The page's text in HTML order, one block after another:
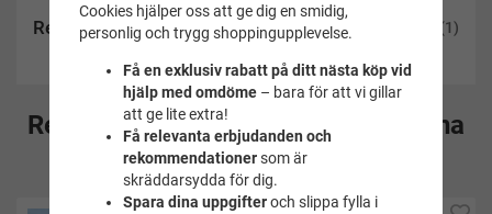
Recensioner (1)
Rekommenderade tillbehör till denna
produkt
Cookies hjälper oss att ge dig en smidig,
personlig och trygg shoppingupplevelse.
Få en exklusiv rabatt på ditt nästa köp vid
hjälp med omdöme– bara för att vi gillar
att ge lite extra!
Få relevanta erbjudanden och
rekommendationersom är
skräddarsydda för dig.
Spara dina uppgifteroch slippa fylla i